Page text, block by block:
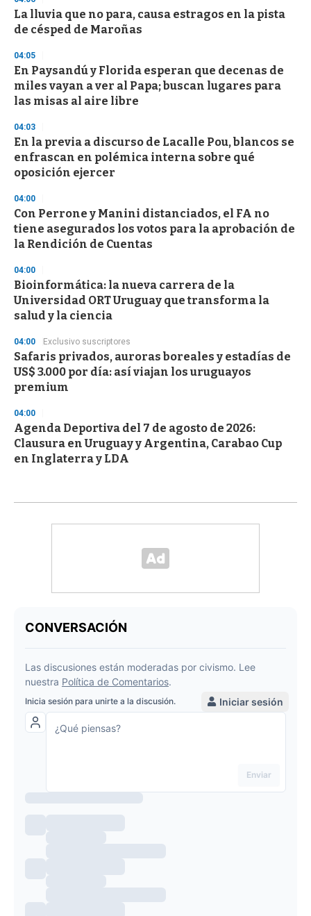
s
e
c
n
d
La lluvia que no para, causa estragos en la pista
de césped de Maroñas
04:05
En Paysandú y Florida esperan que decenas de
miles vayan a ver al Papa; buscan lugares para
las misas al aire libre
04:03
En la previa a discurso de Lacalle Pou, blancos se
enfrascan en polémica interna sobre qué
oposición ejercer
04:00
Con Perrone y Manini distanciados, el FA no
tiene asegurados los votos para la aprobación de
la Rendición de Cuentas
04:00
Bioinformática: la nueva carrera de la
Universidad ORT Uruguay que transforma la
salud y la ciencia
04:00 Exclusivo suscriptores
Safaris privados, auroras boreales y estadías de
US$ 3.000 por día: así viajan los uruguayos
premium
04:00
Agenda Deportiva del 7 de agosto de 2026:
Clausura en Uruguay y Argentina, Carabao Cup
en Inglaterra y LDA